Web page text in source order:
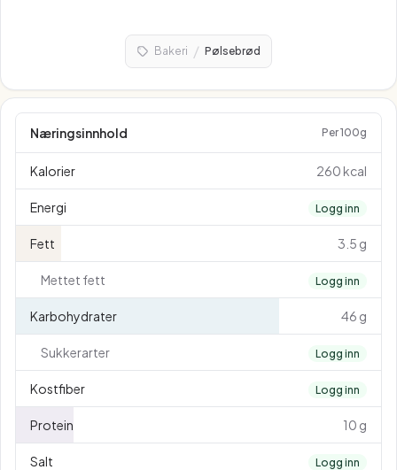
Bakeri / Pølsebrød
Næringsinnhold Per 100g
Kalorier 260 kcal
Energi Logg inn
Fett 3.5 g
Mettet fett Logg inn
Karbohydrater 46 g
Sukkerarter Logg inn
Kostfiber Logg inn
Protein 10 g
Salt Logg inn